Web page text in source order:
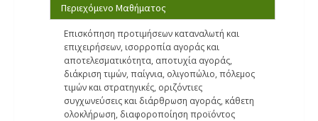
Περιεχόμενο Μαθήματος
Επισκόπηση προτιμήσεων καταναλωτή και
επιχειρήσεων, ισορροπία αγοράς και
αποτελεσματικότητα, αποτυχία αγοράς,
διάκριση τιμών, παίγνια, ολιγοπώλιο, πόλεμος
τιμών και στρατηγικές, οριζόντιες
συγχωνεύσεις και διάρθρωση αγοράς, κάθετη
ολοκλήρωση, διαφοροποίηση προϊόντος